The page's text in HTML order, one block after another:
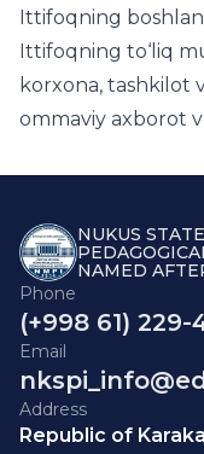
Ittifoqning
Ittifoqning to‘liq
korxona, tashkilot
ommaviy axborot
NUKUS STATE
NAMED
Phone
(+998 61) 229-
Email
Address
Republic of